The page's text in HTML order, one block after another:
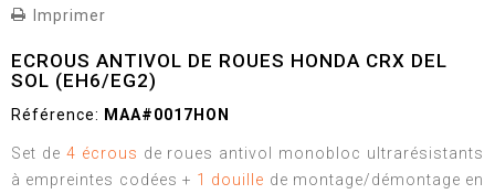
Imprimer
ECROUS ANTIVOL DE ROUES HONDA CRX DEL
SOL (EH6/EG2)
Référence: MAA#0017HON
Set de 4 écrous de roues antivol monobloc ultrarésistants
à empreintes codées + 1 douille de montage/démontage en